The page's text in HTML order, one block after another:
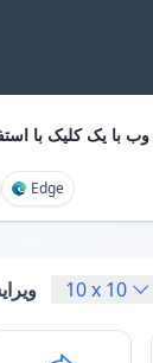
با یک کلیک با
Edge
10x 10